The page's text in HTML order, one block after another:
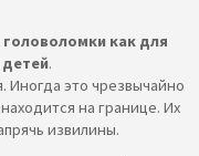
головоломки как для
.
Иногда это чрезвычайно
на границе. Их
извилины.